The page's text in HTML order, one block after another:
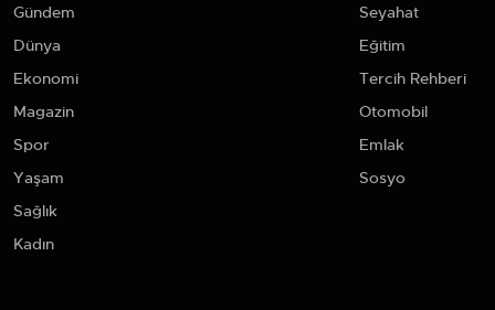
Gündem
Dünya
Ekonomi
Magazin
Spor
Yaşam
Sağlık
Kadın
Seyahat
Eğitim
Tercih Rehberi
Otomobil
Emlak
Sosyo